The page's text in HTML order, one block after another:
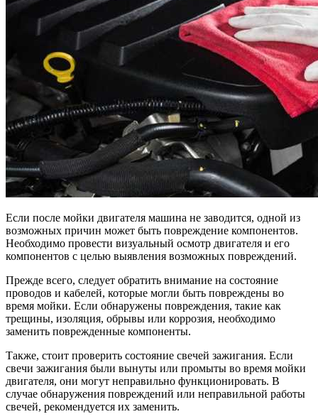
Если после мойки двигателя машина не заводится, одной из
возможных причин может быть повреждение компонентов.
Необходимо провести визуальный осмотр двигателя и его
компонентов с целью выявления возможных повреждений.
Прежде всего, следует обратить внимание на состояние
проводов и кабелей, которые могли быть повреждены во
время мойки. Если обнаружены повреждения, такие как
трещины, изоляция, обрывы или коррозия, необходимо
заменить поврежденные компоненты.
Также, стоит проверить состояние свечей зажигания. Если
свечи зажигания были вынуты или промыты во время мойки
двигателя, они могут неправильно функционировать. В
случае обнаружения повреждений или неправильной работы
свечей, рекомендуется их заменить.